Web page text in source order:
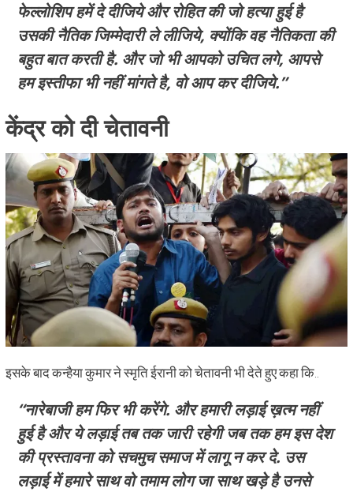
फेल्लोशिप हमें दे दीजिये और रोहित की जो हत्या हुई है
उसकी नैतिक जिम्मेदारी ले लीजिये, क्योंकि वह नैतिकता की
बहुत बात करती है. और जो भी आपको उचित लगे, आपसे
हम इस्तीफा भी नहीं मांगते है, वो आप कर दीजिये.”
केंद्र को दी चेतावनी
इसके बाद कन्हैया कुमार ने स्मृति ईरानी को चेतावनी भी देते हुए कहा कि..
“नारेबाजी हम फिर भी करेंगे. और हमारी लड़ाई ख़त्म नहीं
हुई है और ये लड़ाई तब तक जारी रहेगी जब तक हम इस देश
की प्रस्तावना को सचमुच समाज में लागू न कर दे. उस
लड़ाई में हमारे साथ वो तमाम लोग जा साथ खड़े है उनसे